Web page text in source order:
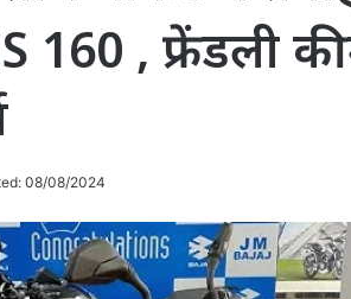
160 , फ्रेंडली
08/08/2024